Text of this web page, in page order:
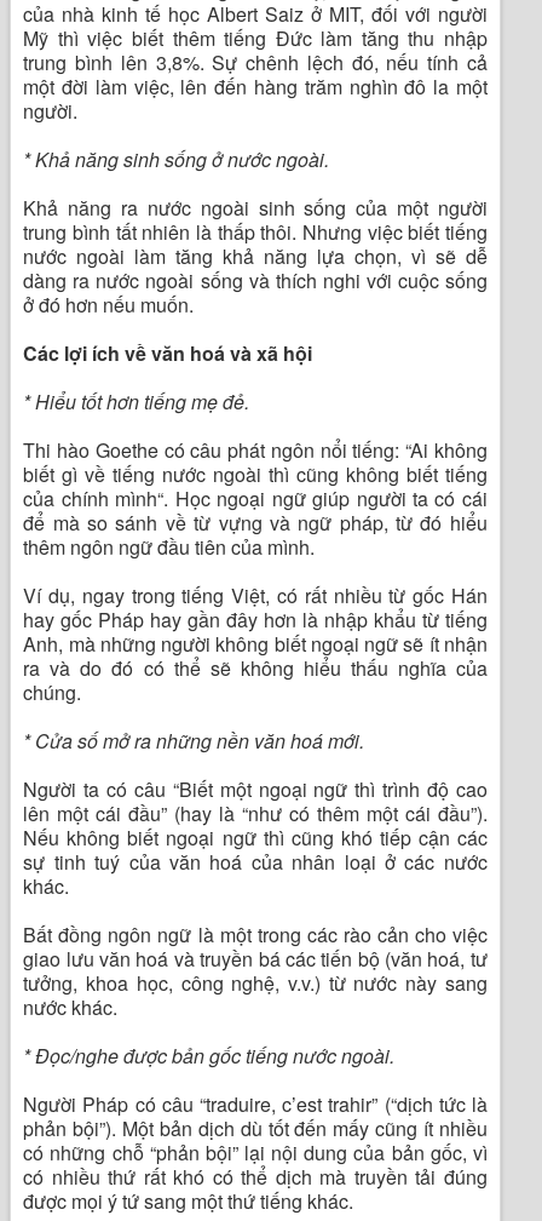
của nhà kinh tế học Albert Saiz ở MIT, đối với người
Mỹ thì việc biết thêm tiếng Đức làm tăng thu nhập
trung bình lên 3,8%. Sự chênh lệch đó, nếu tính cả
một đời làm việc, lên đến hàng trăm nghìn đô la một
người.
* Khả năng sinh sống ở nước ngoài.
Khả năng ra nước ngoài sinh sống của một người
trung bình tất nhiên là thấp thôi. Nhưng việc biết tiếng
nước ngoài làm tăng khả năng lựa chọn, vì sẽ dễ
dàng ra nước ngoài sống và thích nghi với cuộc sống
ở đó hơn nếu muốn.
Các lợi ích về văn hoá và xã hội
* Hiểu tốt hơn tiếng mẹ đẻ.
Thi hào Goethe có câu phát ngôn nổi tiếng: “Ai không
biết gì về tiếng nước ngoài thì cũng không biết tiếng
của chính mình“. Học ngoại ngữ giúp người ta có cái
để mà so sánh về từ vựng và ngữ pháp, từ đó hiểu
thêm ngôn ngữ đầu tiên của mình.
Ví dụ, ngay trong tiếng Việt, có rất nhiều từ gốc Hán
hay gốc Pháp hay gần đây hơn là nhập khẩu từ tiếng
Anh, mà những người không biết ngoại ngữ sẽ ít nhận
ra và do đó có thể sẽ không hiểu thấu nghĩa của
chúng.
* Cửa số mở ra những nền văn hoá mới.
Người ta có câu “Biết một ngoại ngữ thì trình độ cao
lên một cái đầu” (hay là “như có thêm một cái đầu”).
Nếu không biết ngoại ngữ thì cũng khó tiếp cận các
sự tinh tuý của văn hoá của nhân loại ở các nước
khác.
Bất đồng ngôn ngữ là một trong các rào cản cho việc
giao lưu văn hoá và truyền bá các tiến bộ (văn hoá, tư
tưởng, khoa học, công nghệ, v.v.) từ nước này sang
nước khác.
* Đọc/nghe được bản gốc tiếng nước ngoài.
Người Pháp có câu “traduire, c’est trahir” (“dịch tức là
phản bội”). Một bản dịch dù tốt đến mấy cũng ít nhiều
có những chỗ “phản bội” lại nội dung của bản gốc, vì
có nhiều thứ rất khó có thể dịch mà truyền tải đúng
được mọi ý tứ sang một thứ tiếng khác.